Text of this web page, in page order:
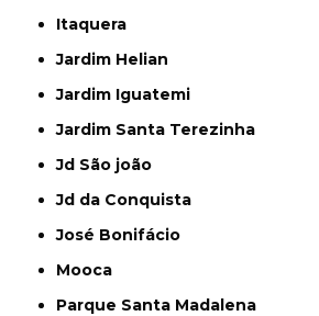
Itaquera
Jardim Helian
Jardim Iguatemi
Jardim Santa Terezinha
Jd São joão
Jd da Conquista
José Bonifácio
Mooca
Parque Santa Madalena